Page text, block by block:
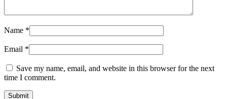
Name *
Email *
Save my name, email, and website in this browser for the next
time I comment.